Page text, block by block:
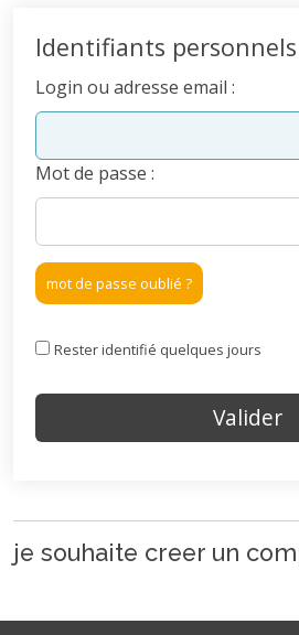
Identifiants personnels
Login ou adresse email :
Mot de passe :
mot de passe oublié ?
Rester identifié quelques jours
je souhaite creer un